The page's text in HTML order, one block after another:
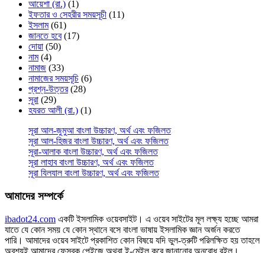
আয়েশা (রা.) (1)
ইফতার ও সেহরীর সময়সূচী (11)
ইসলাম(61)
জানতে হবে(17)
দোয়া (50)
নাম(4)
নামাজ (33)
নামাজের সময়সূচি (6)
প্রশ্ন-উত্তর(28)
সূরা (29)
হযরত আলী (রা.) (1)
সূরা আল-জুমুআ বাংলা উচ্চারণ, অর্থ এবং ফজিলত
সূরা আল-হিজর বাংলা উচ্চারণ, অর্থ এবং ফজিলত
সূরা-আলাক বাংলা উচ্চারণ, অর্থ এবং ফজিলত
সূরা লাহাব‌‌‌ বাংলা উচ্চারণ, অর্থ এবং ফজিলত
সূরা যিলযাল বাংলা উচ্চারণ, অর্থ এবং ফজিলত
আমাদের সম্পর্কে
ibadot24.com একটি ইসলামিক ওয়েবসাইট। এ ওয়েব সাইটের মূল লক্ষ্য হচ্ছে আমরা
যাতে যে কোন সময় যে কোন স্থানে বসে বাংলা ভাষায় ইসলামিক জ্ঞান অর্জন করতে
পারি। আমাদের ওয়েব সাইটে প্রকাশিত কোন বিষয়ে যদি ভুল-ত্রুটি পরিলক্ষিত হয় তাহলে
অবশ্যই আমাদের ফেসবুক পেইজে অথবা ই-মেইল করে জানানোর অনুরোধ রইল।